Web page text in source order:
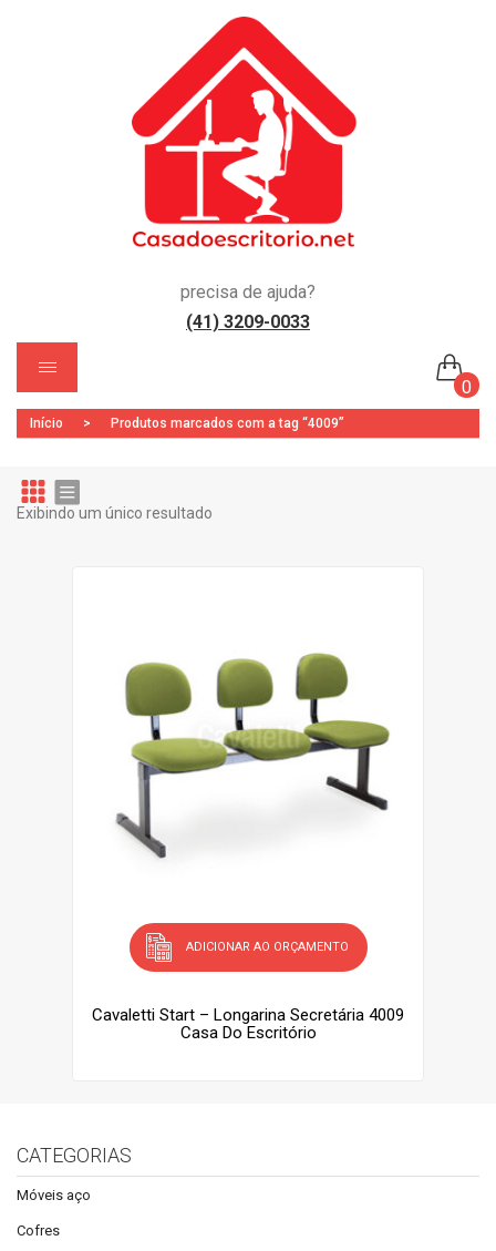
precisa de ajuda?
(41) 3209-0033
0
Nenhum produto no carrinho.
Início > Produtos marcados com a tag “4009”
Exibindo um único resultado
ADICIONAR AO ORÇAMENTO
Cavaletti Start – Longarina Secretária 4009
Casa Do Escritório
CATEGORIAS
Móveis aço
Cofres